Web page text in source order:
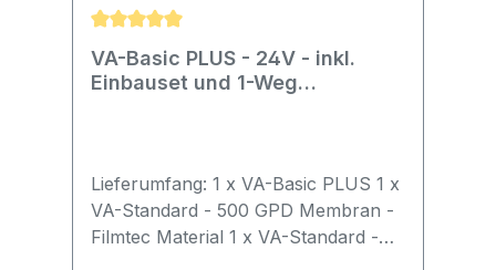
Durchschnittliche Bewertung von 5 von 5
VA-Basic PLUS - 24V - inkl.
Einbauset und 1-Weg
Lieferumfang: 1 x VA-Basic PLUS 1 x
VA-Standard - 500 GPD Membran -
Filmtec Material 1 x VA-Standard -